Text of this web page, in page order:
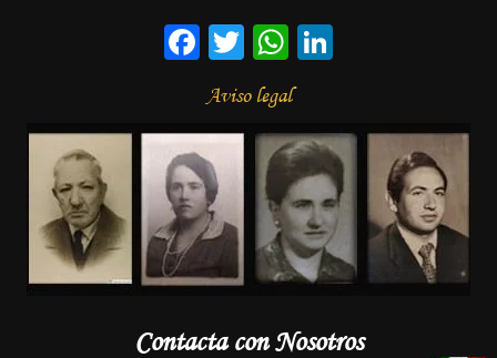
Facebook
TwitterWhatsApp
Aviso legal
Contacta con Nosotros